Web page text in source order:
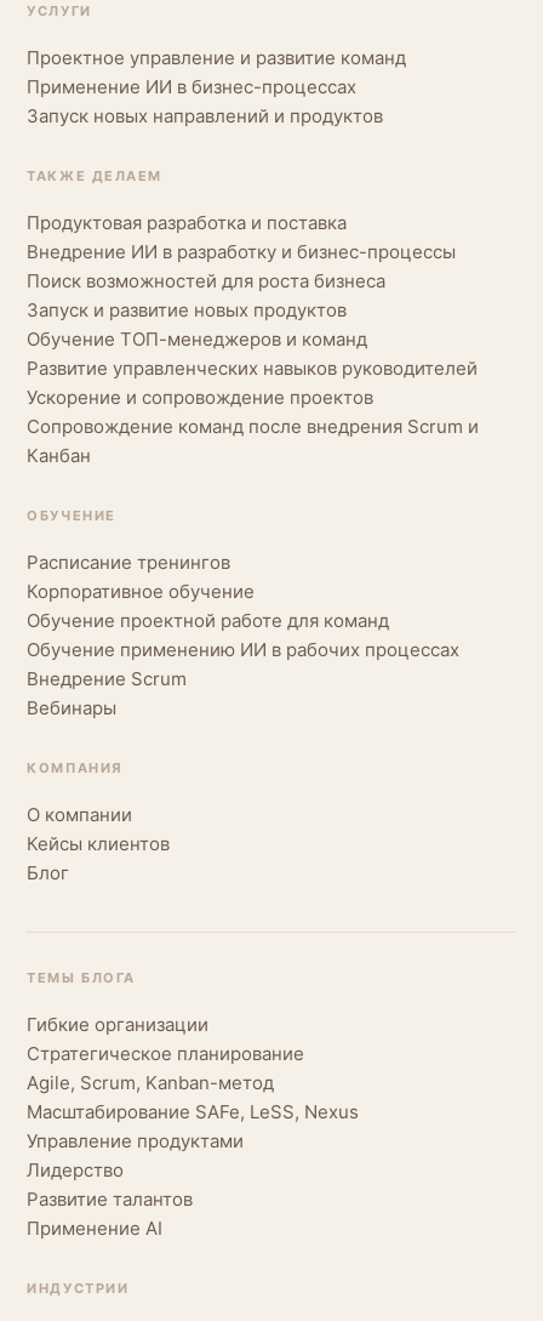
УСЛУГИ
Проектное управление и развитие команд
Применение ИИ в бизнес-процессах
Запуск новых направлений и продуктов
ТАКЖЕ ДЕЛАЕМ
Продуктовая разработка и поставка
Внедрение ИИ в разработку и бизнес-процессы
Поиск возможностей для роста бизнеса
Запуск и развитие новых продуктов
Обучение ТОП-менеджеров и команд
Развитие управленческих навыков руководителей
Ускорение и сопровождение проектов
Сопровождение команд после внедрения Scrum и
Канбан
ОБУЧЕНИЕ
Расписание тренингов
Корпоративное обучение
Обучение проектной работе для команд
Обучение применению ИИ в рабочих процессах
Внедрение Scrum
Вебинары
КОМПАНИЯ
О компании
Кейсы клиентов
Блог
ТЕМЫ БЛОГА
Гибкие организации
Стратегическое планирование
Agile, Scrum, Kanban-метод
Масштабирование SAFe, LeSS, Nexus
Управление продуктами
Лидерство
Развитие талантов
Применение AI
ИНДУСТРИИ